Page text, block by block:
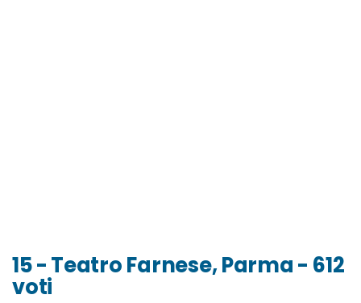
15 - Teatro Farnese, Parma - 612
voti